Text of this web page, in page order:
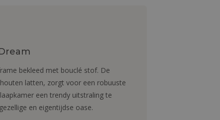
bekleed met bouclé stof. De
latten, zorgt voor een robuuste
een trendy uitstraling te
en eigentijdse oase.